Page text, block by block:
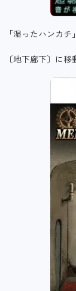
「湿ったハンカチ
〔地下廊下〕に移